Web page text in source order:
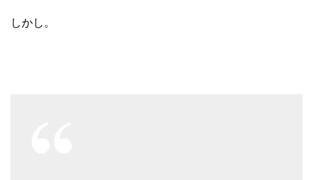
しかし。